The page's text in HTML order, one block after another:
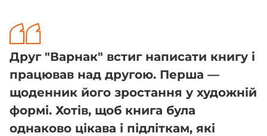
Друг "Варнак" встиг написати книгу і
працював над другою. Перша —
щоденник його зростання у художній
формі. Хотів, щоб книга була
однаково цікава і підліткам, які